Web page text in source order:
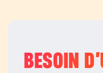
BESOIN D’